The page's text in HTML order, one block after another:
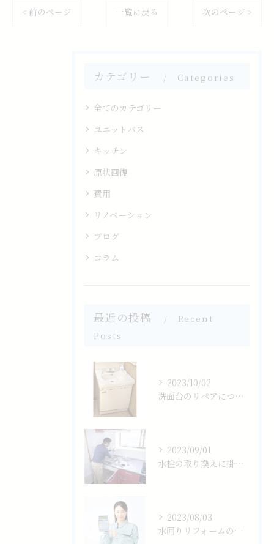
< 前のページ 一覧に戻る 次のページ >
カテゴリー Categories
全てのカテゴリー
ユニットバス
キッチン
原状回復
費用
リノベーション
ブログ
コラム
最近の投稿
Recent
Posts
2023/10/02
洗面台のリペアについて
2023/09/01
水栓の取り換えに掛かる費用の相場は？
2023/08/03
水回りリフォームの相場について